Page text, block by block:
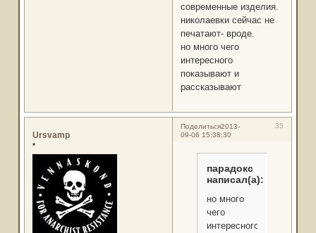
современные изделия.
николаевки сейчас не
печатают- вроде.
но много чего
интересного
показывают и
рассказывают
Поделиться 35
2013-
09-06 15:38:30
Ursvamp
*
парадокс
написал(а):
но много
чего
интересного